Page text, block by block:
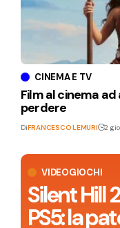
VIDEOGIOCHI
Silent Hill
PS5: la
CINEMA E TV
Film al cinema
perdere
DiFRANCESCO LEMURI 2